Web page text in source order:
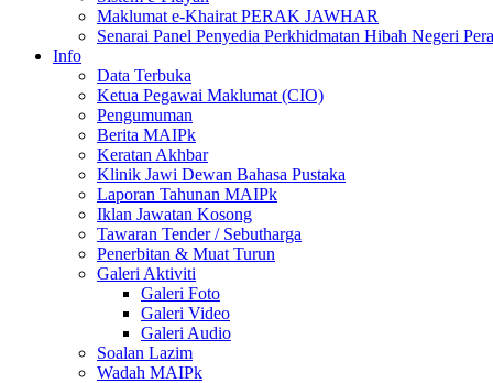
Maklumat e-Khairat PERAK JAWHAR
Senarai Panel Penyedia Perkhidmatan Hibah Negeri
Info
Data Terbuka
Ketua Pegawai Maklumat (CIO)
Pengumuman
Berita MAIPk
Keratan Akhbar
Klinik Jawi Dewan Bahasa Pustaka
Laporan Tahunan MAIPk
Iklan Jawatan Kosong
Tawaran Tender / Sebutharga
Penerbitan & Muat Turun
Galeri Aktiviti
Galeri Foto
Galeri Video
Galeri Audio
Soalan Lazim
Wadah MAIPk